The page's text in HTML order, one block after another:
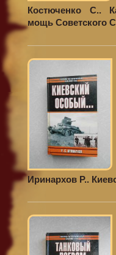
Костюченко С.. Как создавалась танковая
мощь Советского
Иринархов Р..